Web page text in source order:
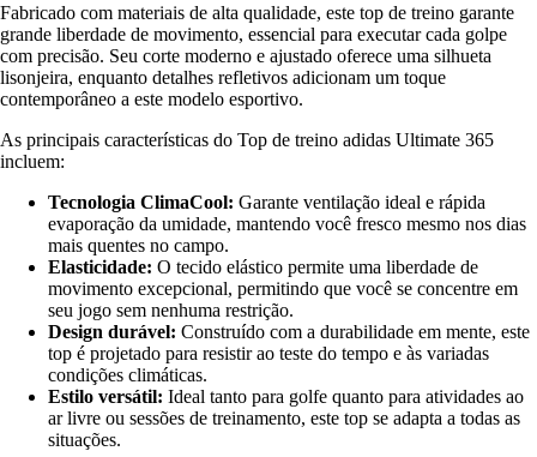
Fabricado com materiais de alta qualidade, este top de treino garante
grande liberdade de movimento, essencial para executar cada golpe
com precisão. Seu corte moderno e ajustado oferece uma silhueta
lisonjeira, enquanto detalhes refletivos adicionam um toque
contemporâneo a este modelo esportivo.
As principais características do Top de treino adidas Ultimate 365
incluem:
Tecnologia ClimaCool: Garante ventilação ideal e rápida
evaporação da umidade, mantendo você fresco mesmo nos dias
mais quentes no campo.
Elasticidade: O tecido elástico permite uma liberdade de
movimento excepcional, permitindo que você se concentre em
seu jogo sem nenhuma restrição.
Design durável: Construído com a durabilidade em mente, este
top é projetado para resistir ao teste do tempo e às variadas
condições climáticas.
Estilo versátil: Ideal tanto para golfe quanto para atividades ao
ar livre ou sessões de treinamento, este top se adapta a todas as
situações.